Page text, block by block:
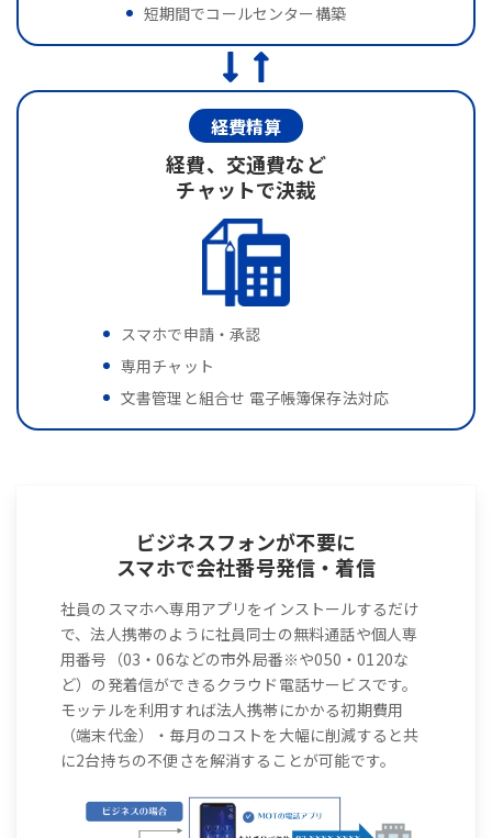
短期間でコールセンター構築
経費精算
経費、交通費など
チャットで決裁
スマホで申請・承認
専用チャット
文書管理と組合せ 電子帳簿保存法対応
ビジネスフォンが不要に
スマホで会社番号発信・着信
社員のスマホへ専用アプリをインストールするだけ
で、法人携帯のように社員同士の無料通話や個人専
用番号（03・06などの市外局番※や050・0120な
ど）の発着信ができるクラウド電話サービスです。
モッテルを利用すれば法人携帯にかかる初期費用
（端末代金）・毎月のコストを大幅に削減すると共
に2台持ちの不便さを解消することが可能です。